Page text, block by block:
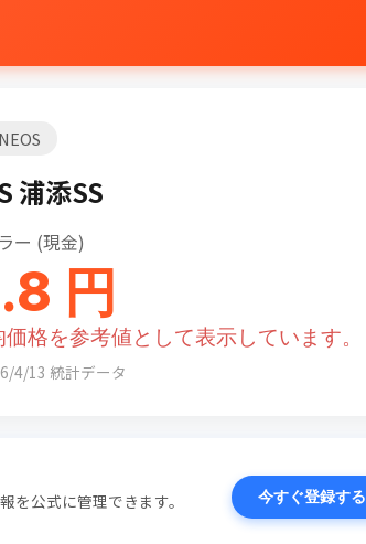
浦添SS
ー (現金)
円
格を参考値として表示しています。
4/13 統計データ
を公式に管理できます。
今すぐ登録する